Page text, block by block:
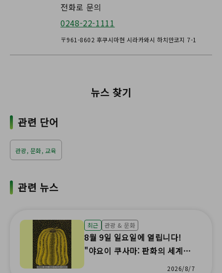
전화로 문의
0248-22-1111
〒961-8602 후쿠시마현 시라카와시 하치만코지 7-1
뉴스 찾기
관련 단어
관광, 문화, 교육
관련 뉴스
최근 관광 & 문화
8월 9일 일요일에 열립니다!
"야요이 쿠사마: 판화의 세계"
특별 강연과 실크스크린의 재미
2026/8/7